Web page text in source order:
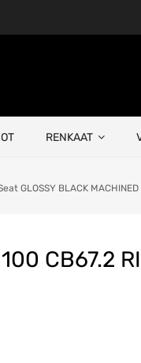
RENKAAT
GLOSSY BLACK MACHINED
CB67.2